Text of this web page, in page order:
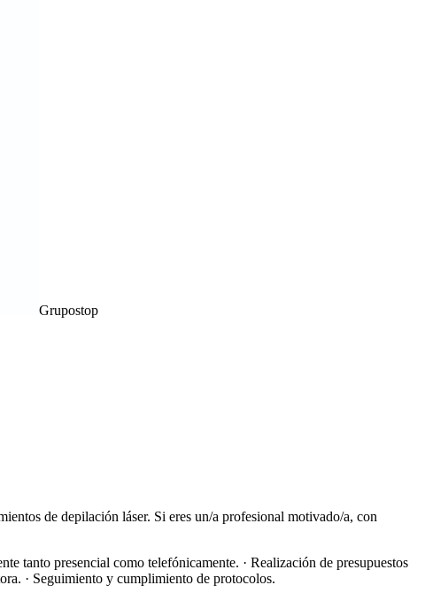
Grupostop
de depilación láser. Si eres un/a profesional motivado/a, con
tanto presencial como telefónicamente. · Realización de presupuestos
· Seguimiento y cumplimiento de protocolos.